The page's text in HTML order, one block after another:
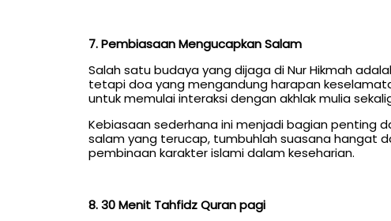
7. Pembiasaan Mengucapkan Salam
Salah satu budaya yang dijaga di Nur Hikmah
tetapi doa yang mengandung harapan
untuk memulai interaksi dengan akhlak mulia
Kebiasaan sederhana ini menjadi bagian penting
salam yang terucap, tumbuhlah suasana hangat
pembinaan karakter islami dalam keseharian.
8. 30 Menit Tahfidz Quran pagi